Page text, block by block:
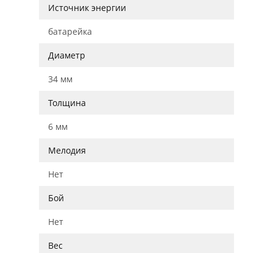
Источник энергии
батарейка
Диаметр
34 мм
Толщина
6 мм
Мелодия
Нет
Бой
Нет
Вес